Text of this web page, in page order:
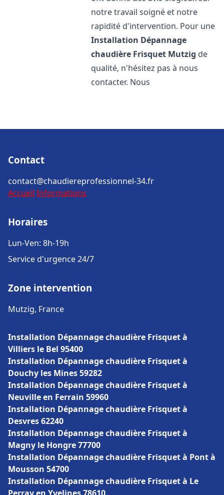
notre travail soigné et notre
rapidité d'intervention. Pour une
Installation Dépannage
chaudière Frisquet Mutzig de
qualité, n'hésitez pas à nous
contacter. Nous
Contact
contact@chaudiereprofessionnel-34.fr
Accueil Informations
Horaires
Lun-Ven: 8h-19h
Service d'urgence 24/7
Zone intervention
Mutzig, France
Installation Dépannage chaudière Frisquet à
Villiers le Bel 95400
Installation Dépannage chaudière Frisquet à
Douchy les Mines 59282
Installation Dépannage chaudière Frisquet à
Neuville en Ferrain 59960
Installation Dépannage chaudière Frisquet à
Desvres 62240
Installation Dépannage chaudière Frisquet à
Magny le Hongre 77700
Installation Dépannage chaudière Frisquet à Pont à
Mousson 54700
Installation Dépannage chaudière Frisquet à Le